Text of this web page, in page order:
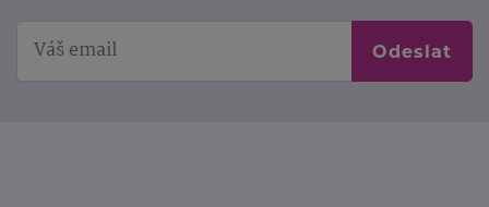
Odeslat